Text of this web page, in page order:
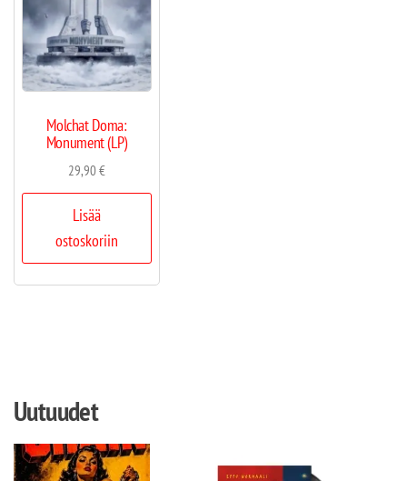
Molchat Doma:
Monument (LP)
29,90€
Lisää
ostoskoriin
Uutuudet